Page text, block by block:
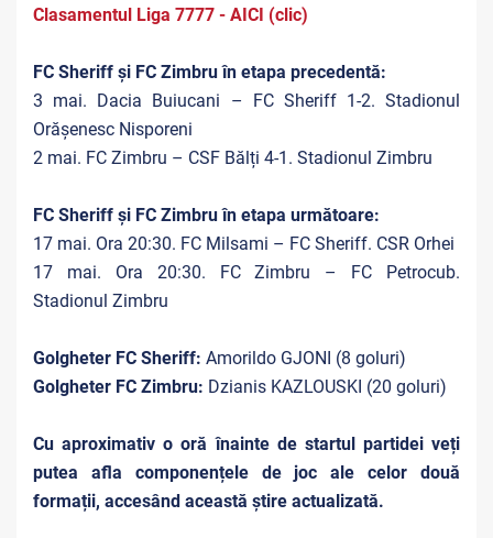
Clasamentul Liga 7777 - AICI (clic)
FC Sheriff și FC Zimbru în etapa precedentă:
3 mai. Dacia Buiucani – FC Sheriff 1-2. Stadionul
Orășenesc Nisporeni
2 mai. FC Zimbru – CSF Bălți 4-1. Stadionul Zimbru
FC Sheriff și FC Zimbru în etapa următoare:
17 mai. Ora 20:30. FC Milsami – FC Sheriff. CSR Orhei
17 mai. Ora 20:30. FC Zimbru – FC Petrocub.
Stadionul Zimbru
Golgheter FC Sheriff: Amorildo GJONI (8 goluri)
Golgheter FC Zimbru: Dzianis KAZLOUSKI (20 goluri)
Cu aproximativ o oră înainte de startul partidei veți
putea afla componențele de joc ale celor două
formații, accesând această știre actualizată.